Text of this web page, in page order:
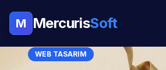
M MercurisSoft
WEB TASARIM